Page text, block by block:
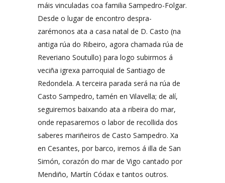
máis vinculadas coa familia Sampedro-Folgar.
Desde o lugar de encontro despra-
zarémonos ata a casa natal de D. Casto (na
antiga rúa do Ribeiro, agora chamada rúa de
Reveriano Soutullo) para logo subirmos á
veciña igrexa parroquial de Santiago de
Redondela. A terceira parada será na rúa de
Casto Sampedro, tamén en Vilavella; de alí,
seguiremos baixando ata a ribeira do mar,
onde repasaremos o labor de recollida dos
saberes mariñeiros de Casto Sampedro. Xa
en Cesantes, por barco, iremos á illa de San
Simón, corazón do mar de Vigo cantado por
Mendiño, Martín Códax e tantos outros.